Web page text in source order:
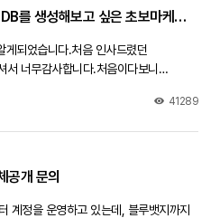
여 문의했더니 원인을 모르겠다며,
하지 말고 쉬었다가 다시 해보라고
하는데, 이틀 쉬었다 해도 안되네요 방법을 찾아주세요! 제발!!!
보험DB/정책자금DB를 생성해보고 싶은 초보마케터 입니다!
되었습니다.처음 인사드렸던
너무감사합니다.처음이다보니
하고 방향을 잡으면 좋은지 좋은조언41289
공개 문의
계정을 운영하고 있는데, 블루뱃지까지